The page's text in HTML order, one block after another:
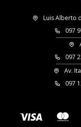
Luis Alberto
097
097
Av.
097